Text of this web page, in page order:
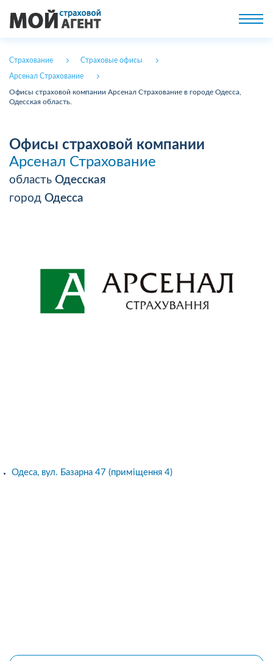
Страхование Страховые офисы
Арсенал Страхование
Офисы страховой компании Арсенал Страхование в городе Одесса,
Одесская область.
Офисы страховой компании
Арсенал Страхование
область Одесская
город Одесса
Одеса, вул. Базарна 47 (приміщення 4)